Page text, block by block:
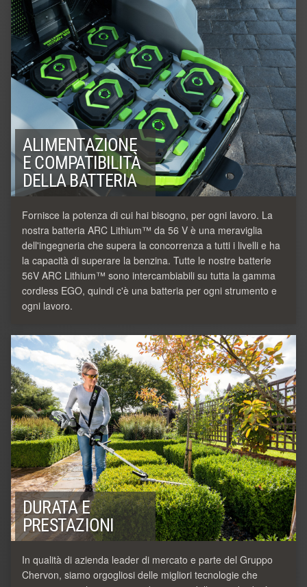
ALIMENTAZIONE
E COMPATIBILITÀ
DELLA BATTERIA
Fornisce la potenza di cui hai bisogno, per ogni lavoro. La
nostra batteria ARC Lithium™ da 56 V è una meraviglia
dell'ingegneria che supera la concorrenza a tutti i livelli e ha
la capacità di superare la benzina. Tutte le nostre batterie
56V ARC Lithium™ sono intercambiabili su tutta la gamma
cordless EGO, quindi c'è una batteria per ogni strumento e
ogni lavoro.
DURATA E
PRESTAZIONI
In qualità di azienda leader di mercato e parte del Gruppo
Chervon, siamo orgogliosi delle migliori tecnologie che